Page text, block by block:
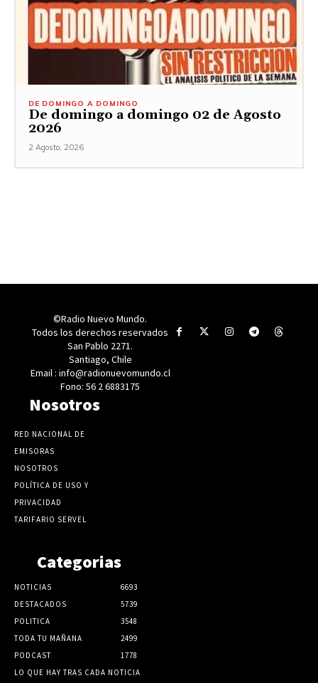
DE DOMINGO A DOMINGO
De domingo a domingo 02 de Agosto
2026
2 Agosto, 2026
©Radio Nuevo Mundo.
Todos los derechos reservados
San Pablo 2271.
Santiago, Chile
Email : info@radionuevomundo.cl
Fono: 56 2 6883175
Nosotros
RED NACIONAL DE
EMISORAS
NOSOTROS
POLÍTICA DE USO Y
PRIVACIDAD
TARIFARIO SERVEL
Categorias
NOTICIAS
6693
DESTACADOS
5739
POLITICA
3548
TODA TU MAÑANA
2499
PODCAST
1778
LO QUE HAY TRAS CADA NOTICIA